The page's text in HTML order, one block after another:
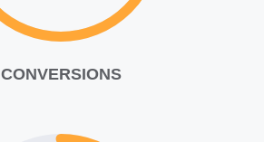
CONVERSIONS